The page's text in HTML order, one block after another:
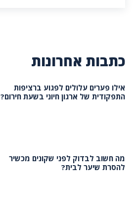
כתבות אחרונות
אילו פערים עלולים לפגוע ברציפות
התפקודית של ארגון חיוני בשעת חירום?
מה חשוב לבדוק לפני שקונים מכשיר
להסרת שיער לבית?